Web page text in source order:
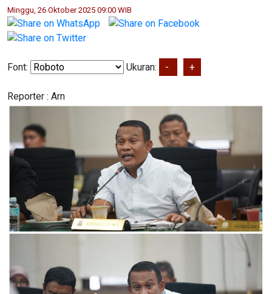
Minggu, 26 Oktober 2025 09:00 WIB
Font: Ukuran: - +
Reporter : Arn